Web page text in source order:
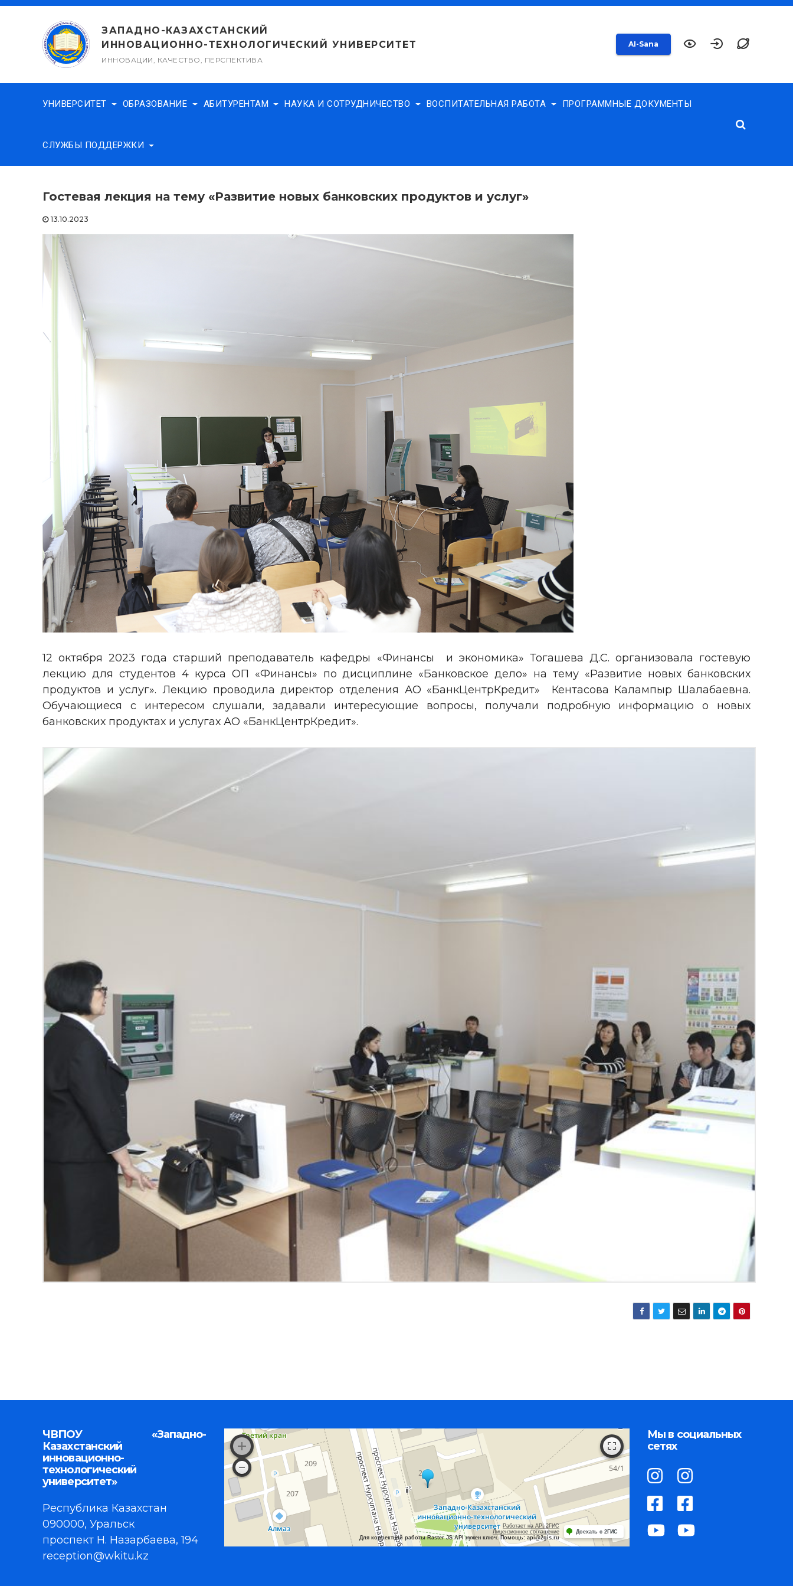
Перейти
содержимому
ЗАПАДНО-КАЗАХСТАНСКИЙ
ИННОВАЦИОННО-ТЕХНОЛОГИЧЕСКИЙ УНИВЕРСИТЕТ
ИННОВАЦИИ, КАЧЕСТВО, ПЕРСПЕКТИВА
AI-Sana
УНИВЕРСИТЕТ ОБРАЗОВАНИЕ АБИТУРЕНТАМ НАУКА И СОТРУДНИЧЕСТВО ВОСПИТАТЕЛЬНАЯ РАБОТА ПРОГРАММНЫЕ ДОКУМЕНТЫ
СЛУЖБЫ ПОДДЕРЖКИ
Гостевая лекция на тему «Развитие новых банковских продуктов и услуг»
13.10.2023
12 октября 2023 года старший преподаватель кафедры «Финансы и экономика» Тогашева Д.С. организовала гостевую
лекцию для студентов 4 курса ОП «Финансы» по дисциплине «Банковское дело» на тему «Развитие новых банковских
продуктов и услуг». Лекцию проводила директор отделения АО «БанкЦентрКредит» Кентасова Калампыр Шалабаевна.
Обучающиеся с интересом слушали, задавали интересующие вопросы, получали подробную информацию о новых
банковских продуктах и услугах АО «БанкЦентрКредит».
ЧВПОУ «Западно-
Казахстанский
инновационно-
технологический
университет»
Республика Казахстан
090000, Уральск
проспект Н. Назарбаева, 194
reception@wkitu.kz
Работает на API 2ГИС
Лицензионное соглашение
Для корректной работы Raster JS API нужен ключ. Помощь: api@2gis.ru
Доехать с 2ГИС
Мы в социальных
сетях